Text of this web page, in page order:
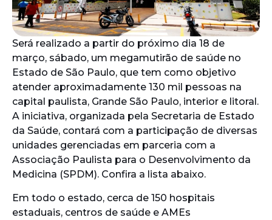
Será realizado a partir do próximo dia 18 de
março, sábado, um megamutirão de saúde no
Estado de São Paulo, que tem como objetivo
atender aproximadamente 130 mil pessoas na
capital paulista, Grande São Paulo, interior e litoral.
A iniciativa, organizada pela Secretaria de Estado
da Saúde, contará com a participação de diversas
unidades gerenciadas em parceria com a
Associação Paulista para o Desenvolvimento da
Medicina (SPDM). Confira a lista abaixo.
Em todo o estado, cerca de 150 hospitais
estaduais, centros de saúde e AMEs